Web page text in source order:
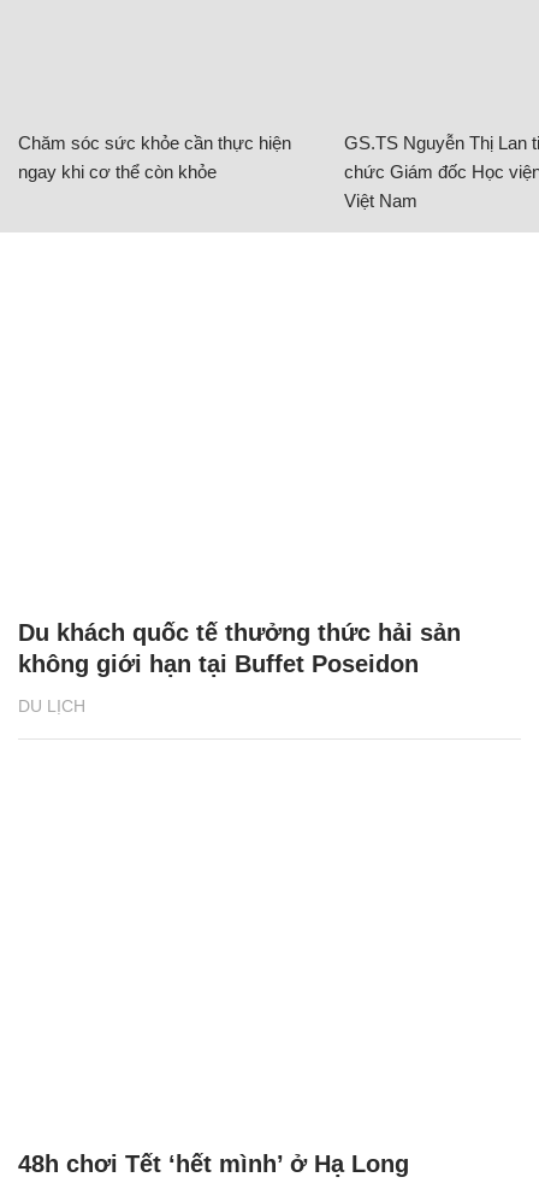
Chăm sóc sức khỏe cần thực hiện
ngay khi cơ thể còn khỏe
GS.TS Nguyễn Thị Lan
chức Giám đốc Học
Việt Nam
DU LỊCH
Du khách quốc tế thưởng thức hải sản
không giới hạn tại Buffet Poseidon
48h chơi Tết ‘hết mình’ ở Hạ Long